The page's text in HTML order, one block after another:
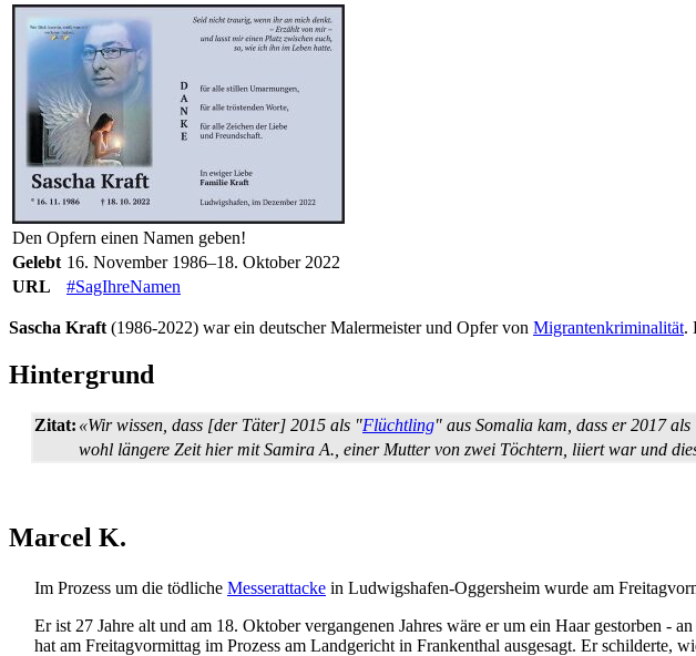
Den Opfern einen Namen geben!
Gelebt 16. November 1986–18. Oktober 2022
URL
#SagIhreNamen
Sascha Kraft (1986-2022) war ein deutscher Malermeister und Opfer von Migranten­kriminalität.
Hintergrund
Zitat: «Wir wissen, dass [der Täter] 2015 als "Flüchtling" aus Somalia kam, dass er 2017
wohl längere Zeit hier mit Samira A., einer Mutter von zwei Töchtern, liiert war und
Marcel K.
Im Prozess um die tödliche Messer­attacke in Ludwigshafen-Oggersheim wurde am
Er ist 27 Jahre alt und am 18. Oktober vergangenen Jahres wäre er um ein Haar gestorben
hat am Freitag­vormittag im Prozess am Landgericht in Frankenthal ausgesagt. Er schilderte,